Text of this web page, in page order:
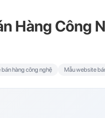
Hàng Công
hàng công nghệ Mẫu website